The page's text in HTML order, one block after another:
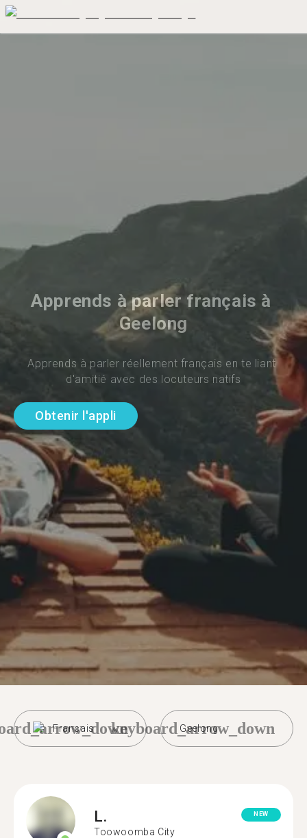
Apprends à parler français à
Geelong
Apprends à parler réellement français en te liant
d'amitié avec des locuteurs natifs
Obtenir l'appli
Français Geelong
keyboard_arrow_down
L.
Toowoomba City
NEW